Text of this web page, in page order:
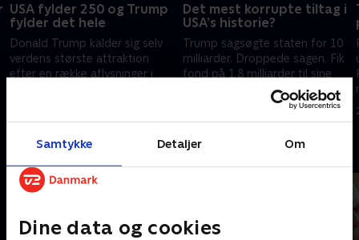
Samtykke Detaljer Om
Dine data og cookies
USA fylder 250 og Trump
fylder det hele
Donald Trump kalder sig selv
verdens største attraktion
efter en række aflysninger i
Det mest korrupte tiltag i
USA’s historie?
Trump sagsøgte staten for 10
milliarder. Droppede sagen. Fik
fond på 1,8 milliarder til sine
allierede, mens alle skattesager
nu er lukket. Selv republikanere
kalder det moralsk forkert.
bliver ABC’s Washington-
chefkorrespondent kaldt ”en
fejlen.
Andre så også